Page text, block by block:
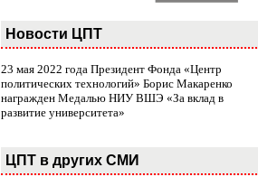
Новости ЦПТ
23 мая 2022 года Президент Фонда «Центр
политических технологий» Борис Макаренко
награжден Медалью НИУ ВШЭ «За вклад в
развитие университета»
ЦПТ в других СМИ